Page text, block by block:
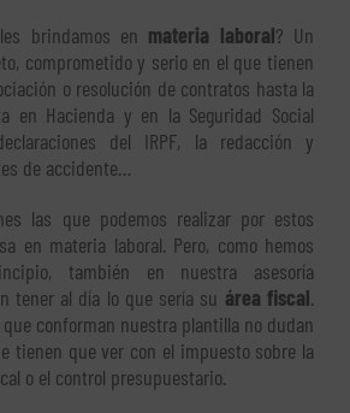
brindamos en materia laboral? Un
comprometido y serio en el que tienen
o resolución de contratos hasta la
en Hacienda y en la Seguridad Social
del IRPF, la redacción y
de accidente…
las que podemos realizar por estos
en materia laboral. Pero, como hemos
también en nuestra asesoría
tener al día lo que sería su área fiscal.
que conforman nuestra plantilla no dudan
tienen que ver con el impuesto sobre la
o el control presupuestario.